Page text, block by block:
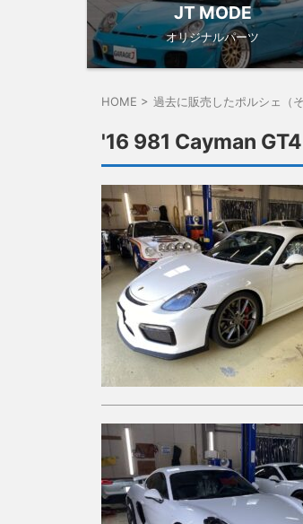
JT MODE
オリジナルパーツ
HOME > 過去に販売したポルシェ（そ
'16 981 Cayman